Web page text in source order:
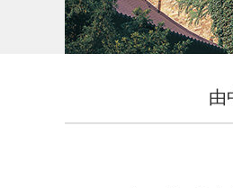
由